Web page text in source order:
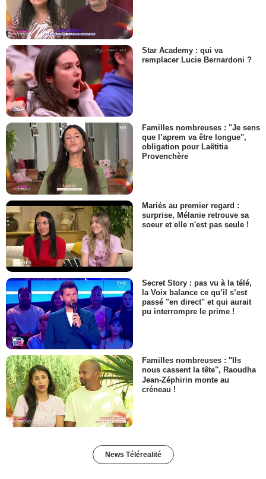
Star Academy : qui va
remplacer Lucie Bernardoni ?
Familles nombreuses : "Je sens
que l’aprem va être longue",
obligation pour Laëtitia
Provenchère
Mariés au premier regard :
surprise, Mélanie retrouve sa
soeur et elle n'est pas seule !
Secret Story : pas vu à la télé,
la Voix balance ce qu’il s’est
passé "en direct" et qui aurait
pu interrompre le prime !
Familles nombreuses : "Ils
nous cassent la tête", Raoudha
Jean-Zéphirin monte au
créneau !
News Télérealité